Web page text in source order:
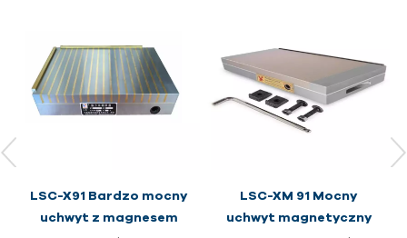
LSC-XM 91 Mocny
uchwyt magnetyczny
LSC- Uchwyt
elektromagnetyczny do